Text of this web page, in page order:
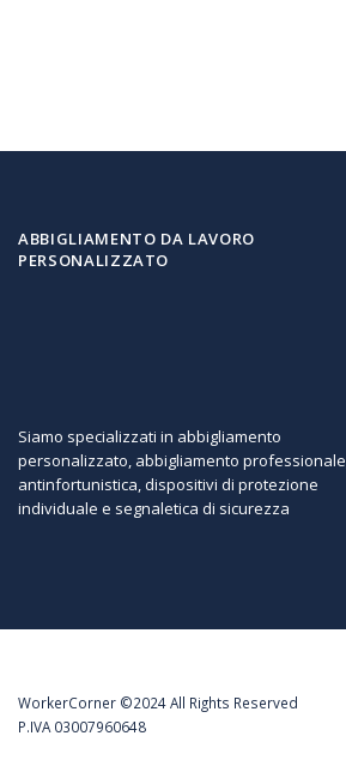
ABBIGLIAMENTO DA LAVORO
PERSONALIZZATO
Siamo specializzati in abbigliamento
personalizzato, abbigliamento professionale,
antinfortunistica, dispositivi di protezione
individuale e segnaletica di sicurezza
WorkerCorner ©2024 All Rights Reserved
P.IVA 03007960648